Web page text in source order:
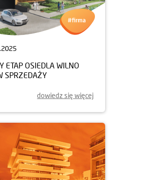
ETAP OSIEDLA WILNO
SPRZEDAŻY
dowiedz się więcej